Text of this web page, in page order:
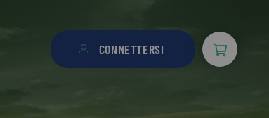
CONNETTERSI